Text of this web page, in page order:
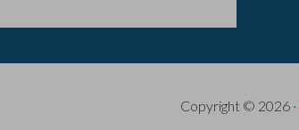
Copyright © 2026 ·